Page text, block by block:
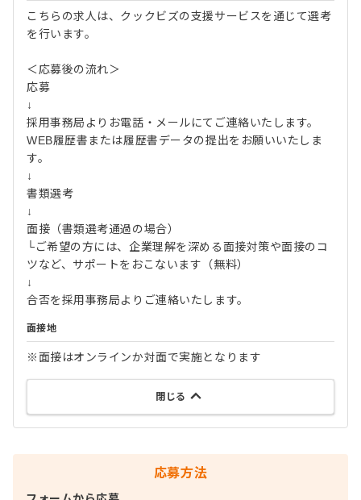
こちらの求人は、クックビズの支援サービスを通じて選考
を行います。
＜応募後の流れ＞
応募
↓
採用事務局よりお電話・メールにてご連絡いたします。
WEB履歴書または履歴書データの提出をお願いいたしま
す。
↓
書類選考
↓
面接（書類選考通過の場合）
└ご希望の方には、企業理解を深める面接対策や面接のコ
ツなど、サポートをおこないます（無料）
↓
合否を採用事務局よりご連絡いたします。
面接地
※面接はオンラインか対面で実施となります
閉じる
応募方法